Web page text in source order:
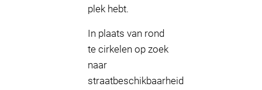
plek hebt.
In plaats van rond
te cirkelen op zoek
naar
straatbeschikbaarheid